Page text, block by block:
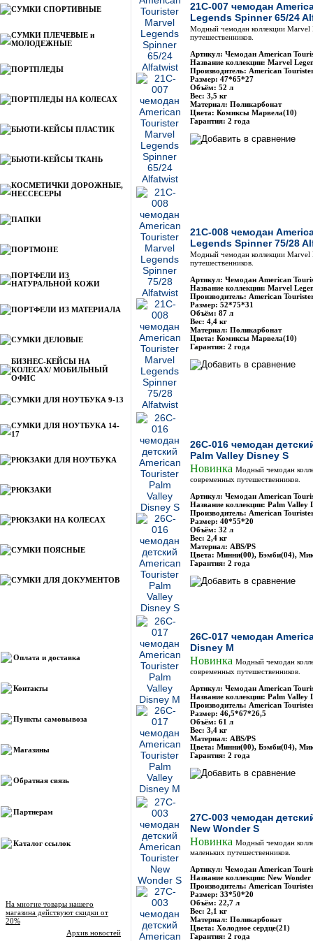
СУМКИ СПОРТИВНЫЕ
СУМКИ ПЛЕЧЕВЫЕ и
МОЛОДЕЖНЫЕ
ПОРТПЛЕДЫ
ПОРТПЛЕДЫ НА КОЛЕСАХ
БЬЮТИ-КЕЙСЫ ПЛАСТИК
БЬЮТИ-КЕЙСЫ ТКАНЬ
КОСМЕТИЧКИ ДОРОЖНЫЕ,
НЕССЕСЕРЫ
ПАПКИ
ПОРТМОНЕ
ПОРТФЕЛИ ИЗ
НАТУРАЛЬНОЙ КОЖИ
ПОРТФЕЛИ ИЗ МАТЕРИАЛА
СУМКИ ДЕЛОВЫЕ
БИЗНЕС-КЕЙСЫ НА
КОЛЕСАХ/ МОБИЛЬНЫЙ
ОФИС
СУМКИ ДЛЯ НОУТБУКА 9-13
СУМКИ ДЛЯ НОУТБУКА 14-
17
РЮКЗАКИ ДЛЯ НОУТБУКА
РЮКЗАКИ
РЮКЗАКИ НА КОЛЕСАХ
СУМКИ ПОЯСНЫЕ
СУМКИ ДЛЯ ДОКУМЕНТОВ
Оплата и доставка
Контакты
Пункты самовывоза
Магазины
Обратная связь
Партнерам
Каталог ссылок
На многие товары нашего
магазина действуют скидки от
20%
Архив новостей
21C-007 чемодан
Legends Spinner 65/24
Модный чемодан коллекции Marvel
путешественников.
Артикул: Чемодан American
Название коллекции: Marvel
Производитель: American
Размер: 47*65*27
Объём: 52 л
Вес: 3,5 кг
Материал: Поликарбонат
Цвета: Комиксы Марвела(10)
Гарантия: 2 года
21C-008 чемодан
Legends Spinner 75/28
Модный чемодан коллекции Marvel
путешественников.
Артикул: Чемодан American
Название коллекции: Marvel
Производитель: American
Размер: 52*75*31
Объём: 87 л
Вес: 4,4 кг
Материал: Поликарбонат
Цвета: Комиксы Марвела(10)
Гарантия: 2 года
26C-016 чемодан
Palm Valley Disney S
Новинка Модный чемодан
современных путешественников.
Артикул: Чемодан American
Название коллекции: Palm Valley
Производитель: American
Размер: 40*55*20
Объём: 32 л
Вес: 2,4 кг
Материал: ABS/PS
Цвета: Минни(00), Бэмби(04),
Гарантия: 2 года
26C-017 чемодан
Disney М
Новинка Модный чемодан
современных путешественников.
Артикул: Чемодан American
Название коллекции: Palm Valley
Производитель: American
Размер: 46,5*67*26,5
Объём: 61 л
Вес: 3,4 кг
Материал: ABS/PS
Цвета: Минни(00), Бэмби(04),
Гарантия: 2 года
27C-003 чемодан
New Wonder S
Новинка Модный чемодан
маленьких путешественников.
Артикул: Чемодан American
Название коллекции: New
Производитель: American
Размер: 33*50*20
Объём: 22,7 л
Вес: 2,1 кг
Материал: Поликарбонат
Цвета: Холодное сердце(21)
Гарантия: 2 года